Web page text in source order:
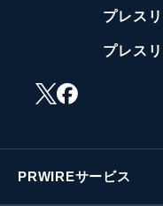
プレス
プレス
PRWIREサービス